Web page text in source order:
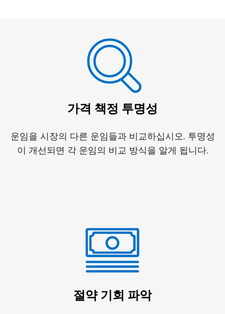
가격 책정 투명성
운임을 시장의 다른 운임들과 비교하십시오. 투명성
이 개선되면 각 운임의 비교 방식을 알게 됩니다.
절약 기회 파악